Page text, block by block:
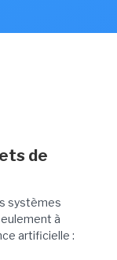
de
systèmes
à
artificielle :